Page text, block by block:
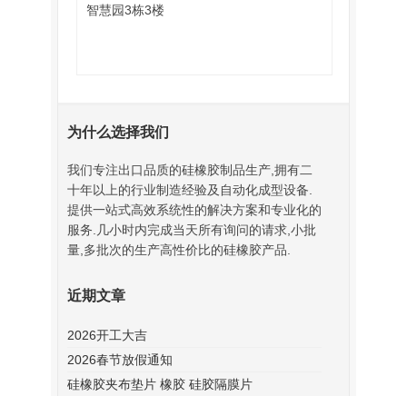
智慧园3栋3楼
为什么选择我们
我们专注出口品质的硅橡胶制品生产,拥有二
十年以上的行业制造经验及自动化成型设备.
提供一站式高效系统性的解决方案和专业化的
服务.几小时内完成当天所有询问的请求,小批
量,多批次的生产高性价比的硅橡胶产品.
近期文章
2026开工大吉
2026春节放假通知
硅橡胶夹布垫片 橡胶 硅胶隔膜片